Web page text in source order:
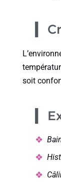
soit